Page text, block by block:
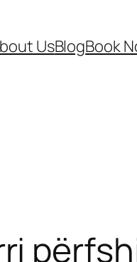
UsBlogBook